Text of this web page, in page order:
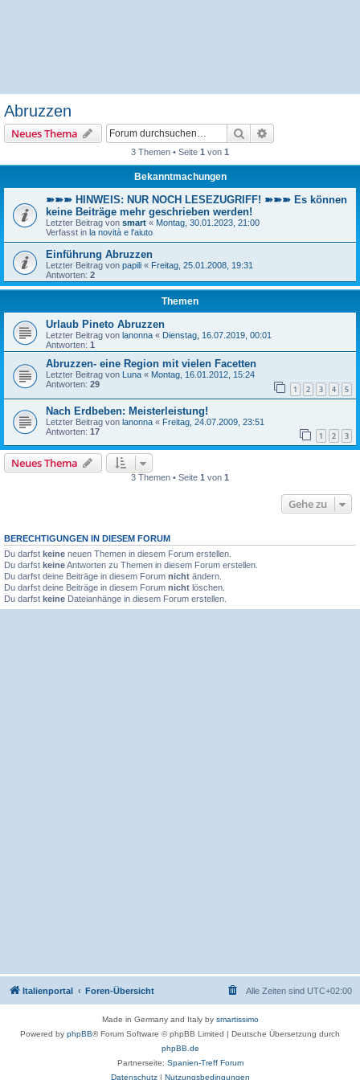
Abruzzen
Neues Thema Suche
3 Themen • Seite 1 von 1
Bekanntmachungen
➽➽➽ HINWEIS: NUR NOCH LESEZUGRIFF! ➽➽➽ Es können
keine Beiträge mehr geschrieben werden!
Letzter Beitrag von smart « Montag, 30.01.2023, 21:00
Verfasst in la novità e l'aiuto
Einführung Abruzzen
Letzter Beitrag von papili « Freitag, 25.01.2008, 19:31
Antworten: 2
Themen
Urlaub Pineto Abruzzen
Letzter Beitrag von lanonna « Dienstag, 16.07.2019, 00:01
Antworten: 1
Abruzzen- eine Region mit vielen Facetten
Letzter Beitrag von Luna « Montag, 16.01.2012, 15:24
Antworten: 29 1 2 3 4 5
Nach Erdbeben: Meisterleistung!
Letzter Beitrag von lanonna « Freitag, 24.07.2009, 23:51
Antworten: 17 1 2 3
Neues Thema
3 Themen • Seite 1 von 1
Gehe zu
BERECHTIGUNGEN IN DIESEM FORUM
Du darfst keine neuen Themen in diesem Forum erstellen.
Du darfst keineAntworten zu Themen in diesem Forum erstellen.
Du darfst deine Beiträge in diesem Forum nicht ändern.
Du darfst deine Beiträge in diesem Forum nicht löschen.
Du darfst keine Dateianhänge in diesem Forum erstellen.
Italienportal Foren-Übersicht Alle Zeiten sind UTC+02:00
Made in Germany and Italy by smartissimo
Powered by phpBB® Forum Software © phpBB Limited | Deutsche Übersetzung durch
phpBB.de
Partnerseite: Spanien-Treff Forum
Datenschutz| Nutzungsbedingungen